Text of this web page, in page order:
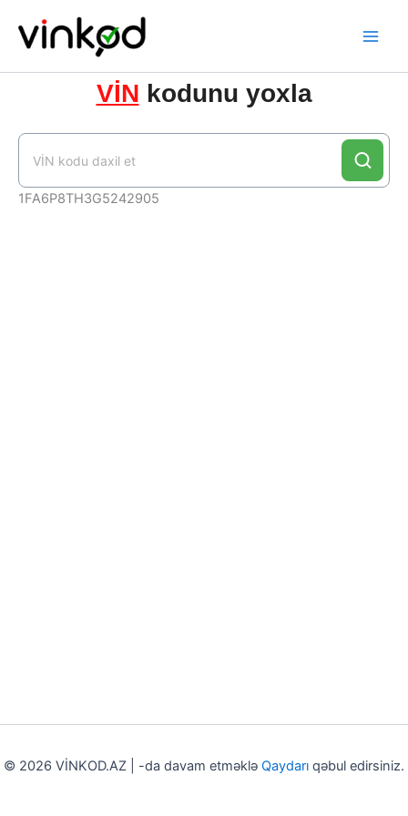
content
VİN kodunu yoxla
1FA6P8TH3G5242905
© 2026 VİNKOD.AZ | -da davam etməklə Qaydarı qəbul edirsiniz.